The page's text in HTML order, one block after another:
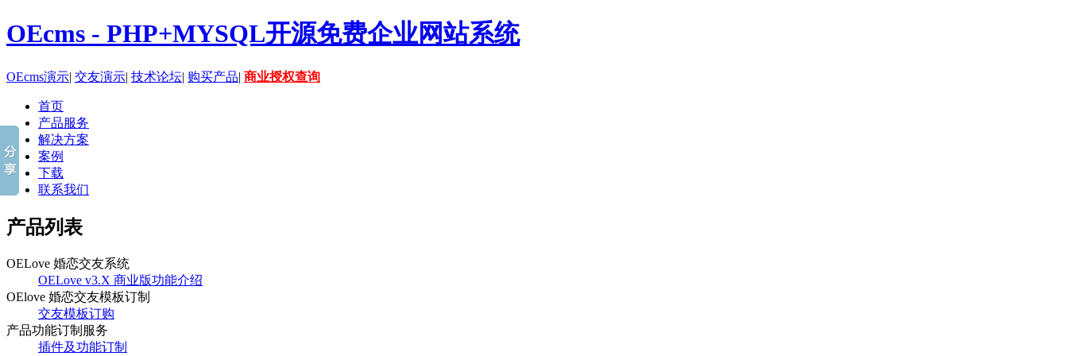
OEcms - PHP+MYSQL开源免费企业网站系统
OEcms演示| 交友演示| 技术论坛| 购买产品| 商业授权查询
首页
产品服务
解决方案
案例
下载
联系我们
产品列表
OELove 婚恋交友系统
OELove v3.X 商业版功能介绍
OElove 婚恋交友模板订制
交友模板订购
产品功能订制服务
插件及功能订制